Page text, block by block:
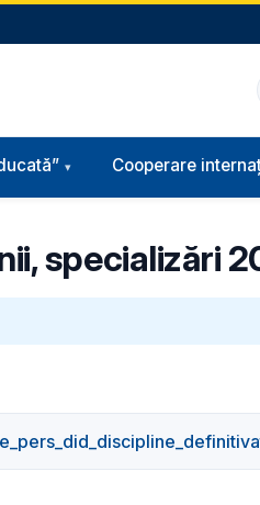
Cooperare
specializări